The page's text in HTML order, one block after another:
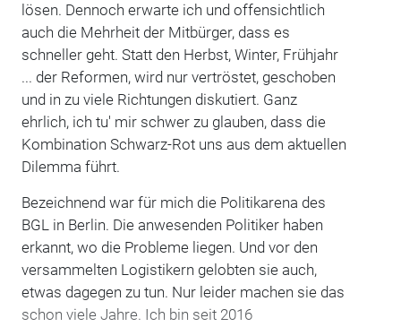
lösen. Dennoch erwarte ich und offensichtlich
auch die Mehrheit der Mitbürger, dass es
schneller geht. Statt den Herbst, Winter, Frühjahr
... der Reformen, wird nur vertröstet, geschoben
und in zu viele Richtungen diskutiert. Ganz
ehrlich, ich tu' mir schwer zu glauben, dass die
Kombination Schwarz-Rot uns aus dem aktuellen
Dilemma führt.
Bezeichnend war für mich die Politikarena des
BGL in Berlin. Die anwesenden Politiker haben
erkannt, wo die Probleme liegen. Und vor den
versammelten Logistikern gelobten sie auch,
etwas dagegen zu tun. Nur leider machen sie das
schon viele Jahre. Ich bin seit 2016